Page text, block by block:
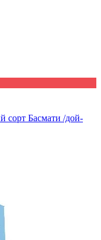
сорт Басмати /дой-